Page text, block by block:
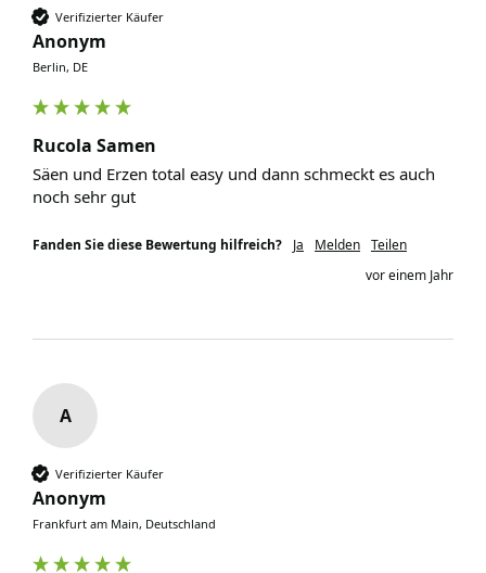
Verifizierter Käufer
Anonym
Berlin, DE
Rucola Samen
Säen und Erzen total easy und dann schmeckt es auch
noch sehr gut
Fanden Sie diese Bewertung hilfreich? Ja Melden Teilen
vor einem Jahr
A
Verifizierter Käufer
Anonym
Frankfurt am Main, Deutschland